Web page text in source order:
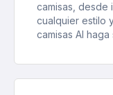
camisas, desde
cualquier estilo
camisas AI haga